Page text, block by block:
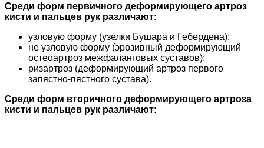
Среди форм первичного деформирующего артроз
кисти и пальцев рук различают:
узловую форму (узелки Бушара и Гебердена);
не узловую форму (эрозивный деформирующий
остеоартроз межфаланговых суставов);
ризартроз (деформирующий артроз первого
запястно-пястного сустава).
Среди форм вторичного деформирующего артроза
кисти и пальцев рук различают: